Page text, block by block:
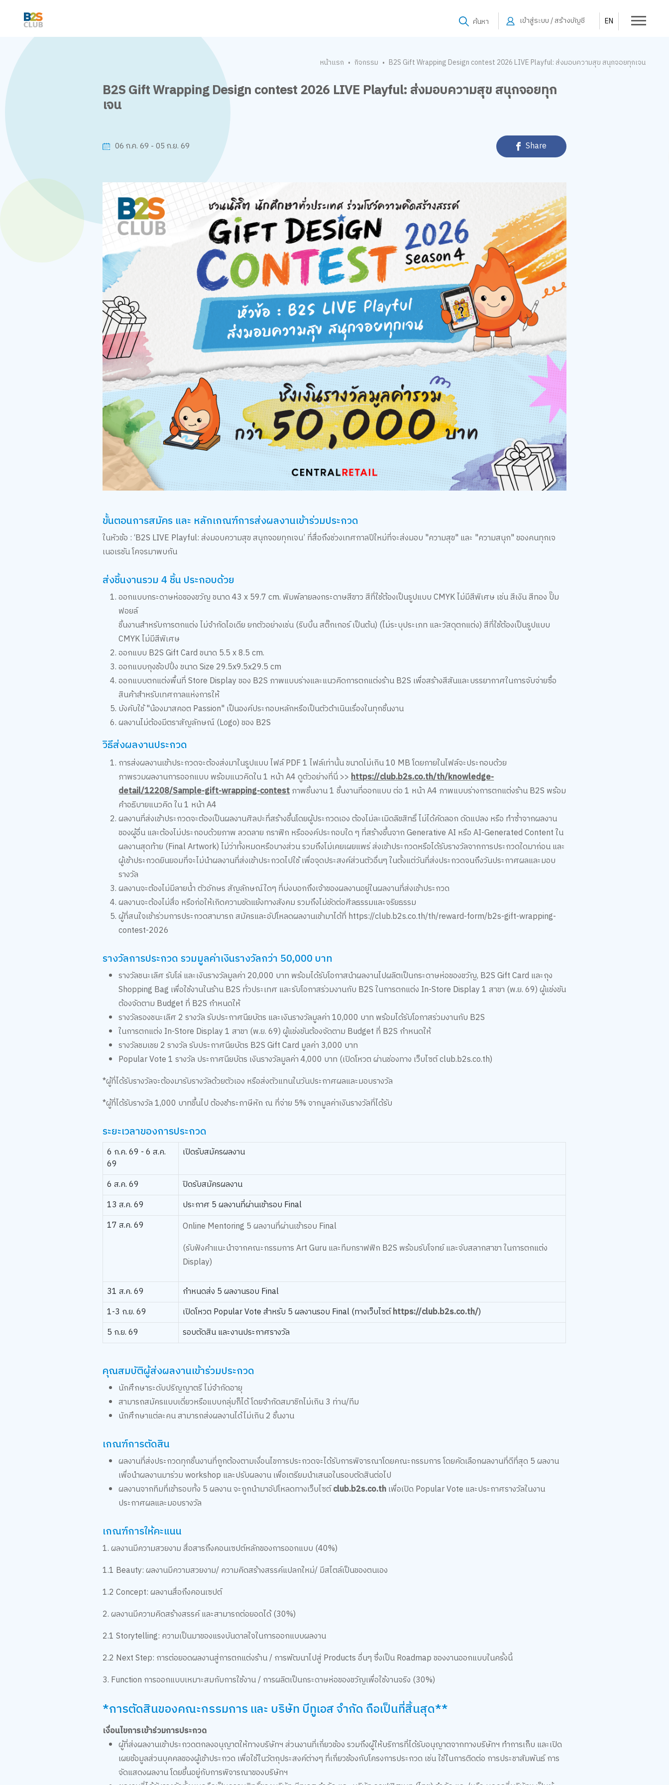
ค้นหา เข้าสู่ระบบ / สร้างบัญชี EN
หน้าแรก • กิจกรรม • B2S Gift Wrapping Design contest 2026 LIVE Playful: ส่งมอบความสุข สนุกจอยทุกเจน
B2S Gift Wrapping Design contest 2026 LIVE Playful: ส่งมอบความสุข สนุกจอยทุก
เจน
06 ก.ค. 69 - 05 ก.ย. 69 Share
ขั้นตอนการสมัคร และ หลักเกณฑ์การส่งผลงานเข้าร่วมประกวด​
ในหัวข้อ : ‘B2S LIVE Playful: ส่งมอบความสุข สนุกจอยทุกเจน’ ที่สื่อถึงช่วงเทศกาลปีใหม่ที่จะส่งมอบ "ความสุข" และ "ความสนุก" ของคนทุกเจ
เนอเรชัน โคจรมาพบกัน
ส่งชิ้นงานรวม 4 ชิ้น ประกอบด้วย
ออกแบบกระดาษห่อของขวัญ ขนาด 43 x 59.7 cm. พิมพ์ลายลงกระดาษสีขาว สีที่ใช้ต้องเป็นรูปแบบ CMYK ไม่มีสีพิเศษ เช่น สีเงิน สีทอง ปั๊ม
ฟอยล์
ชิ้นงานสำหรับการตกแต่ง ไม่จำกัดไอเดีย ยกตัวอย่างเช่น (ริบบิ้น สติ๊กเกอร์ เป็นต้น) (ไม่ระบุประเภท และวัสดุตกแต่ง) สีที่ใช้ต้องเป็นรูปแบบ
CMYK ไม่มีสีพิเศษ
ออกแบบ B2S Gift Card ขนาด 5.5 x 8.5 cm.
ออกแบบถุงช้อปปิ้ง ขนาด Size 29.5x9.5x29.5 cm
ออกแบบตกแต่งพื้นที่ Store Display ของ B2S ภาพแบบร่างและแนวคิดการตกแต่งร้าน B2S เพื่อสร้างสีสันและบรรยากาศในการจับจ่ายซื้อ
สินค้าสำหรับเทศกาลแห่งการให้
บังคับใช้ "น้องมาสคอต Passion" เป็นองค์ประกอบหลักหรือเป็นตัวดำเนินเรื่องในทุกชิ้นงาน
ผลงานไม่ต้องมีตราสัญลักษณ์ (Logo) ของ B2S
วิธีส่งผลงานประกวด
การส่งผลงานเข้าประกวดจะต้องส่งมาในรูปแบบ ไฟล์ PDF 1 ไฟล์เท่านั้น ขนาดไม่เกิน 10 MB โดยภายในไฟล์จะประกอบด้วย
ภาพรวมผลงานการออกแบบ พร้อมแนวคิดใน 1 หน้า A4 ดูตัวอย่างที่นี่ >>https://club.b2s.co.th/th/knowledge-
detail/12208/Sample-gift-wrapping-contestภาพชิ้นงาน 1 ชิ้นงานที่ออกแบบ ต่อ 1 หน้า A4 ภาพแบบร่างการตกแต่งร้าน B2S พร้อม
คำอธิบายแนวคิด ใน 1 หน้า A4
ผลงานที่ส่งเข้าประกวดจะต้องเป็นผลงานศิลปะที่สร้างขึ้นโดยผู้ประกวดเอง ต้องไม่ละเมิดลิขสิทธิ์ ไม่ได้คัดลอก ดัดแปลง หรือ ทำซ้ำจากผลงาน
ของผู้อื่น และต้องไม่ประกอบด้วยภาพ ลวดลาย กราฟิก หรือองค์ประกอบใด ๆ ที่สร้างขึ้นจาก Generative AI หรือ AI-Generated Content ใน
ผลงานสุดท้าย (Final Artwork) ไม่ว่าทั้งหมดหรือบางส่วน รวมถึงไม่เคยเผยแพร่ ส่งเข้าประกวดหรือได้รับรางวัลจากการประกวดใดมาก่อน และ
ผู้เข้าประกวดยินยอมที่จะไม่นำผลงานที่ส่งเข้าประกวดไปใช้ เพื่อจุดประสงค์ส่วนตัวอื่นๆ ในตั้งแต่วันที่ส่งประกวดจนถึงวันประกาศผลและมอบ
รางวัล
ผลงานจะต้องไม่มีลายน้ำ ตัวอักษร สัญลักษณ์ใดๆ ที่บ่งบอกถึงเจ้าของผลงานอยู่ในผลงานที่ส่งเข้าประกวด
ผลงานจะต้องไม่สื่อ หรือก่อให้เกิดความขัดแย้งทางสังคม รวมถึงไม่ขัดต่อศีลธรรมและจริยธรรม
ผู้ที่สนใจเข้าร่วมการประกวดสามารถ สมัครและอัปโหลดผลงานเข้ามาได้ที่ https://club.b2s.co.th/th/reward-form/b2s-gift-wrapping-
contest-2026
รางวัลการประกวด รวมมูลค่าเงินรางวัลกว่า 50,000 บาท
รางวัลชนะเลิศ รับโล่ และเงินรางวัลมูลค่า 20,000 บาท พร้อมได้รับโอกาสนำผลงานไปผลิตเป็นกระดาษห่อของขวัญ, B2S Gift Card และถุง
Shopping Bag เพื่อใช้งานในร้าน B2S ทั่วประเทศ และรับโอกาสร่วมงานกับ B2S ในการตกแต่ง In-Store Display 1 สาขา (พ.ย. 69) ผู้แข่งขัน
ต้องจัดตาม Budget ที่ B2S กำหนดให้
รางวัลรองชนะเลิศ 2 รางวัล รับประกาศนียบัตร และเงินรางวัลมูลค่า 10,000 บาท พร้อมได้รับโอกาสร่วมงานกับ B2S
ในการตกแต่ง In-Store Display 1 สาขา (พ.ย. 69) ผู้แข่งขันต้องจัดตาม Budget ที่ B2S กำหนดให้
รางวัลชมเชย 2 รางวัล รับประกาศนียบัตร B2S Gift Card มูลค่า 3,000 บาท
Popular Vote 1 รางวัล ประกาศนียบัตร เงินรางวัลมูลค่า 4,000 บาท (เปิดโหวต ผ่านช่องทาง เว็บไซต์ club.b2s.co.th)
*ผู้ที่ได้รับรางวัลจะต้องมารับรางวัลด้วยตัวเอง หรือส่งตัวแทนในวันประกาศผลและมอบรางวัล
*ผู้ที่ได้รับรางวัล 1,000 บาทขึ้นไป ต้องชำระภาษีหัก ณ ที่จ่าย 5% จากมูลค่าเงินรางวัลที่ได้รับ
ระยะเวลาของการประกวด ​
6 ก.ค. 69 - 6 ส.ค.
69
เปิดรับสมัครผลงาน
6 ส.ค. 69
ปิดรับสมัครผลงาน
13 ส.ค. 69
ประกาศ 5 ผลงานที่ผ่านเข้ารอบ Final
17 ส.ค. 69
Online Mentoring 5 ผลงานที่ผ่านเข้ารอบ Final
(รับฟังคำแนะนำจากคณะกรรมการ Art Guru และทีมกราฟฟิก B2S พร้อมรับโจทย์ และจับสลากสาขา ในการตกแต่ง
Display)
31 ส.ค. 69
กำหนดส่ง 5 ผลงานรอบ Final
1-3 ก.ย. 69
เปิดโหวต Popular Vote สำหรับ 5 ผลงานรอบ Final (ทางเว็บไซต์https://club.b2s.co.th/)
5 ก.ย. 69
รอบตัดสิน และงานประกาศรางวัล
คุณสมบัติผู้ส่งผลงานเข้าร่วมประกวด
นักศึกษาระดับปริญญาตรี ไม่จำกัดอายุ
สามารถสมัครแบบเดี่ยวหรือแบบกลุ่มก็ได้ โดยจำกัดสมาชิกไม่เกิน 3 ท่าน/ทีม
นักศึกษาแต่ละคน สามารถส่งผลงานได้ไม่เกิน 2 ชิ้นงาน
เกณฑ์การตัดสิน​
ผลงานที่ส่งประกวดทุกชิ้นงานที่ถูกต้องตามเงื่อนไขการประกวดจะได้รับการพิจารณาโดยคณะกรรมการ โดยคัดเลือกผลงานที่ดีที่สุด 5 ผลงาน
เพื่อนำผลงานมาร่วม workshop และปรับผลงาน เพื่อเตรียมนำเสนอในรอบตัดสินต่อไป
ผลงานจากทีมที่เข้ารอบทั้ง 5 ผลงาน จะถูกนำมาอัปโหลดทางเว็บไซต์club.b2s.co.thเพื่อเปิด Popular Vote และประกาศรางวัลในงาน
ประกาศผลและมอบรางวัล
เกณฑ์การให้คะแนน​
1. ผลงานมีความสวยงาม สื่อสารถึงคอนเซปต์หลักของการออกแบบ (40%)
1.1 Beauty: ผลงานมีความสวยงาม/ ความคิดสร้างสรรค์แปลกใหม่/ มีสไตล์เป็นของตนเอง
1.2 Concept: ผลงานสื่อถึงคอนเซปต์
2. ผลงานมีความคิดสร้างสรรค์ และสามารถต่อยอดได้ (30%)
2.1 Storytelling: ความเป็นมาของแรงบันดาลใจในการออกแบบผลงาน
2.2 Next Step: การต่อยอดผลงานสู่การตกแต่งร้าน / การพัฒนาไปสู่ Products อื่นๆ ซึ่งเป็น Roadmap ของงานออกแบบในครั้งนี้
3. Function การออกแบบเหมาะสมกับการใช้งาน / การผลิตเป็นกระดาษห่อของขวัญเพื่อใช้งานจริง (30%)
*การตัดสินของคณะกรรมการ และ บริษัท บีทูเอส จำกัด ถือเป็นที่สิ้นสุด**
เงื่อนไขการเข้าร่วมการประกวด ​
ผู้ที่ส่งผลงานเข้าประกวดตกลงอนุญาตให้ทางบริษัทฯ ส่วนงานที่เกี่ยวข้อง รวมถึงผู้ให้บริการที่ได้รับอนุญาตจากทางบริษัทฯ ทำการเก็บ และเปิด
เผยข้อมูลส่วนบุคคลของผู้เข้าประกวด เพื่อใช้ในวัตถุประสงค์ต่างๆ ที่เกี่ยวข้องกับโครงการประกวด เช่น ใช้ในการติดต่อ การประชาสัมพันธ์ การ
จัดแสดงผลงาน โดยขึ้นอยู่กับการพิจารณาของบริษัทฯ